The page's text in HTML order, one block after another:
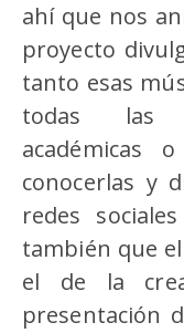
ahí que nos
proyecto
tanto esas
todas las
académicas
conocerlas y
redes
también que
el de la
presentación